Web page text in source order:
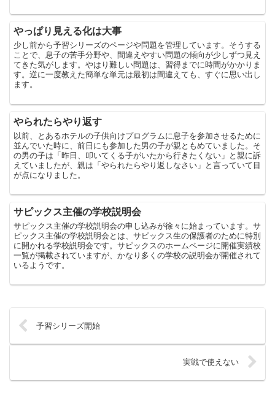
やっぱり見える化は大事
少し前から予習シリーズのページや問題を管理しています。そうする
ことで、息子の苦手分野や、間違えやすい問題の傾向が少しずつ見え
てきた気がします。やはり難しい問題は、習得までに時間がかかりま
す。逆に一度教えた簡単な単元は最初は間違えても、すぐに思い出し
ます。
やられたらやり返す
以前、とあるホテルの子供向けプログラムに息子を参加させるために
並んでいた時に、前日にも参加した男の子が親ともめていました。そ
の男の子は「昨日、叩いてくる子がいたから行きたくない」と親に訴
えていましたが、親は「やられたらやり返しなさい」と言っていて目
が点になりました。
サピックス主催の学校説明会
サピックス主催の学校説明会の申し込みが徐々に始まっています。サ
ピックス主催の学校説明会とは、サピックス生の保護者のために特別
に開かれる学校説明会です。サピックスのホームページに開催実績校
一覧が掲載されていますが、かなり多くの学校の説明会が開催されて
いるようです。
予習シリーズ開始
実戦で使えない